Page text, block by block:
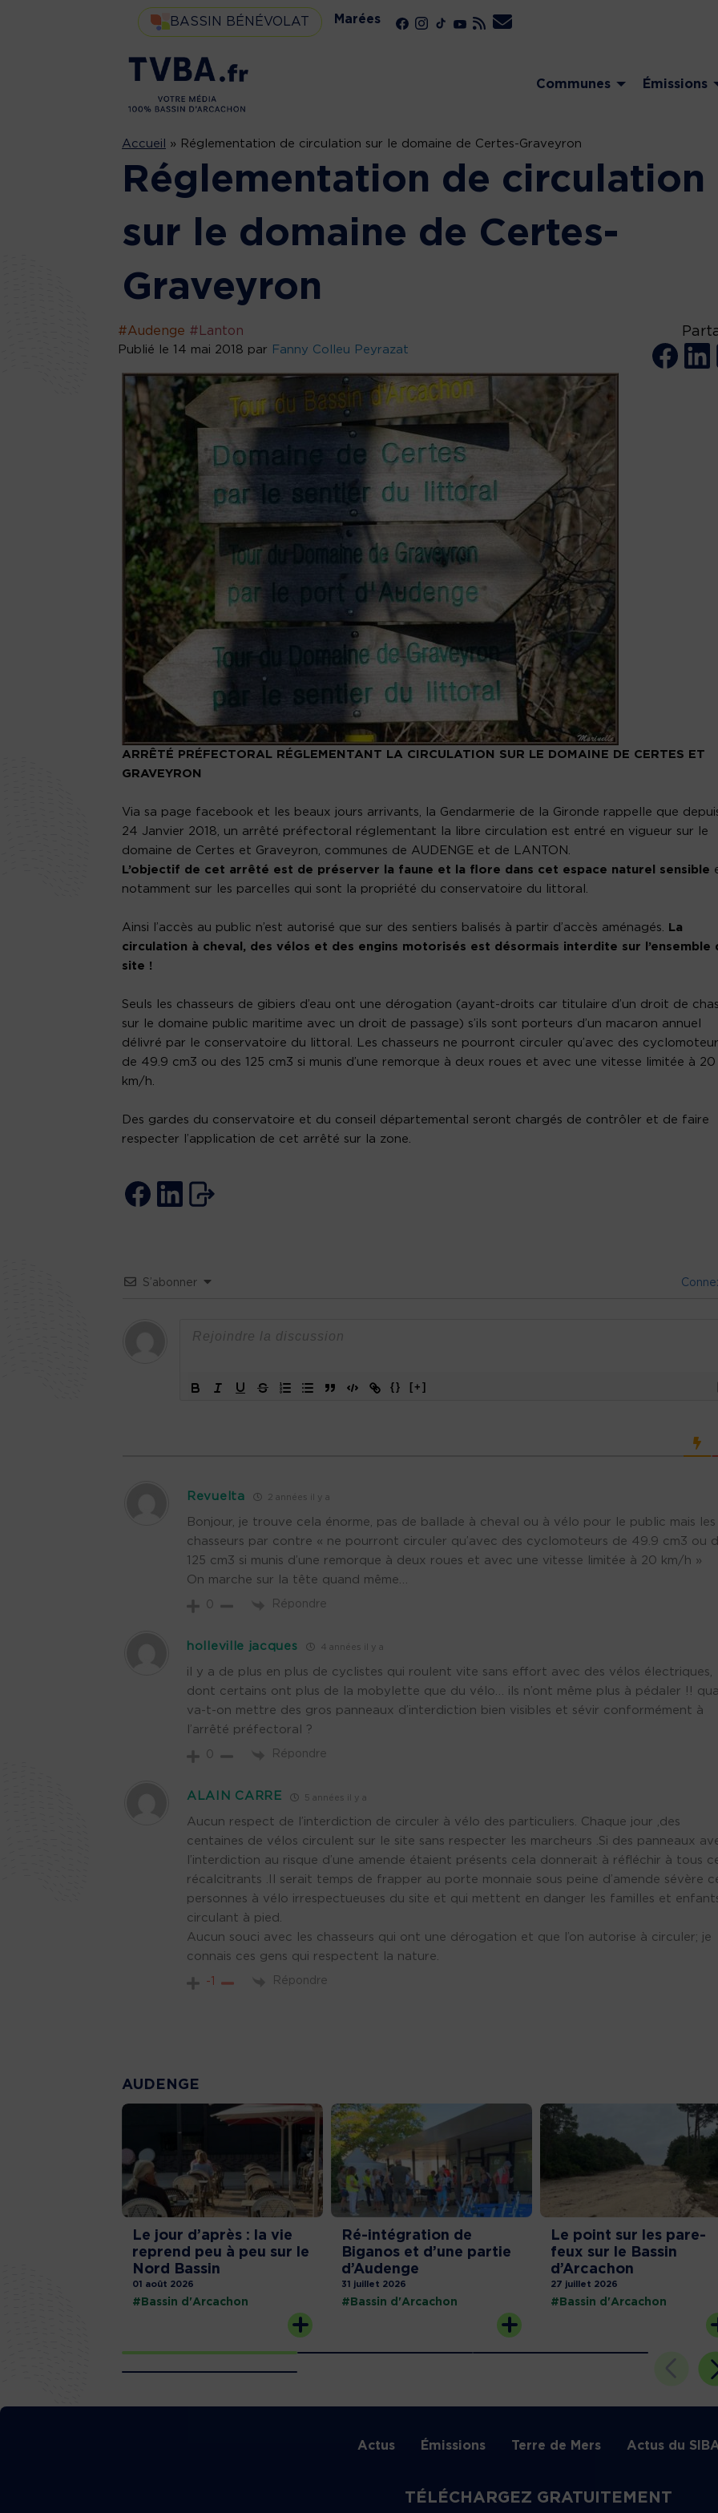
BASSIN BÉNÉVOLAT Marées
Communes Émissions
Accueil » Réglementation de circulation sur le domaine de Certes-Graveyron
Réglementation de circulation
sur le domaine de Certes-
Graveyron
#Audenge #Lanton
Publié le 14 mai 2018 par Fanny Colleu Peyrazat
ARRÊTÉ PRÉFECTORAL RÉGLEMENTANT LA CIRCULATION SUR LE DOMAINE DE CERTES ET
GRAVEYRON
Via sa page facebook et les beaux jours arrivants, la Gendarmerie de la Gironde rappelle que
24 Janvier 2018, un arrêté préfectoral réglementant la libre circulation est entré en vigueur sur le
domaine de Certes et Graveyron, communes de AUDENGE et de LANTON.
L’objectif de cet arrêté est de préserver la faune et la flore dans cet espace naturel sensible
notamment sur les parcelles qui sont la propriété du conservatoire du littoral.
Ainsi l’accès au public n’est autorisé que sur des sentiers balisés à partir d’accès aménagés.
La
circulation à cheval, des vélos et des engins motorisés est désormais interdite sur l’ensemble
site !
Seuls les chasseurs de gibiers d’eau ont une dérogation (ayant-droits car titulaire d’un droit de
sur le domaine public maritime avec un droit de passage) s’ils sont porteurs d’un macaron annuel
délivré par le conservatoire du littoral. Les chasseurs ne pourront circuler qu’avec des
de 49.9 cm3 ou des 125 cm3 si munis d’une remorque à deux roues et avec une vitesse limitée à 20
km/h.
Des gardes du conservatoire et du conseil départemental seront chargés de contrôler et de faire
respecter l’application de cet arrêté sur la zone.
S’abonner
{} [+]
Revuelta 2 années il y a
Bonjour, je trouve cela énorme, pas de ballade à cheval ou à vélo pour le public mais les
chasseurs par contre « ne pourront circuler qu’avec des cyclomoteurs de 49.9 cm3 ou
125 cm3 si munis d’une remorque à deux roues et avec une vitesse limitée à 20 km/h »
On marche sur la tête quand même…
0 Répondre
holleville jacques 4 années il y a
il y a de plus en plus de cyclistes qui roulent vite sans effort avec des vélos électriques,
dont certains ont plus de la mobylette que du vélo… ils n’ont même plus à pédaler !!
va-t-on mettre des gros panneaux d’interdiction bien visibles et sévir conformément à
l’arrêté préfectoral ?
0 Répondre
ALAIN CARRE 5 années il y a
Aucun respect de l’interdiction de circuler à vélo des particuliers. Chaque jour ,des
centaines de vélos circulent sur le site sans respecter les marcheurs .Si des panneaux
l’interdiction au risque d’une amende étaient présents cela donnerait à réfléchir à tous
récalcitrants .Il serait temps de frapper au porte monnaie sous peine d’amende sévère
personnes à vélo irrespectueuses du site et qui mettent en danger les familles et
circulant à pied.
Aucun souci avec les chasseurs qui ont une dérogation et que l’on autorise à circuler; je
connais ces gens qui respectent la nature.
-1 Répondre
AUDENGE
Le jour d’après : la vie
reprend peu à peu sur le
Nord Bassin
01 août 2026
#Bassin d'Arcachon
Ré-intégration de
Biganos et d’une partie
d’Audenge
31 juillet 2026
#Bassin d'Arcachon
Le point sur les pare-
feux sur le Bassin
d’Arcachon
27 juillet 2026
#Bassin d'Arcachon
Actus Émissions Terre de Mers Actus du
TÉLÉCHARGEZ GRATUITEMENT